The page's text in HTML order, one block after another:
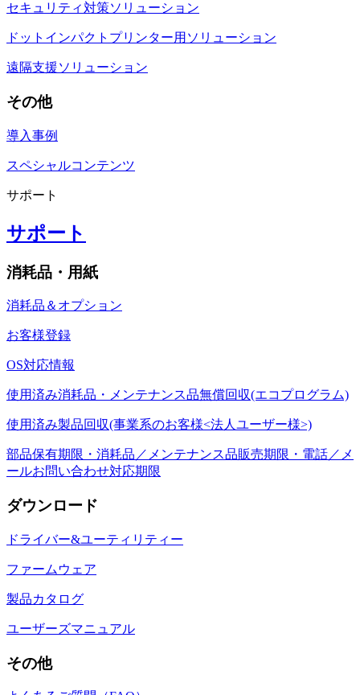
セキュリティ対策ソリューション
ドットインパクトプリンター用ソリューション
遠隔支援ソリューション
その他
導入事例
スペシャルコンテンツ
サポート
サポート
消耗品・用紙
消耗品＆オプション
お客様登録
OS対応情報
使用済み消耗品・メンテナンス品無償回収(エコプログラム)
使用済み製品回収(事業系のお客様<法人ユーザー様>)
部品保有期限・消耗品／メンテナンス品販売期限・電話／メ
ールお問い合わせ対応期限
ダウンロード
ドライバー&ユーティリティー
ファームウェア
製品カタログ
ユーザーズマニュアル
その他